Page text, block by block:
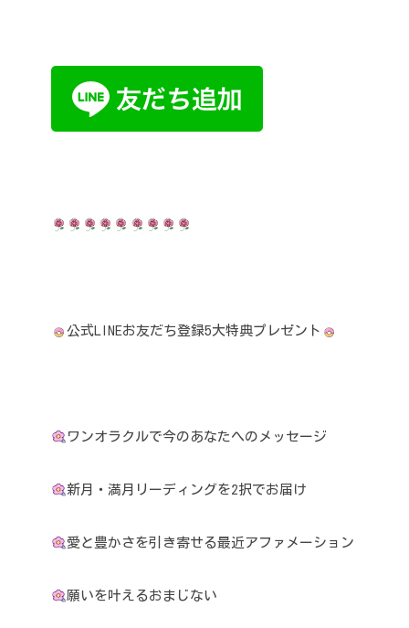
公式LINEお友だち登録5大特典プレゼント
ワンオラクルで今のあなたへのメッセージ
新月・満月リーディングを2択でお届け
愛と豊かさを引き寄せる最近アファメーション
願いを叶えるおまじない